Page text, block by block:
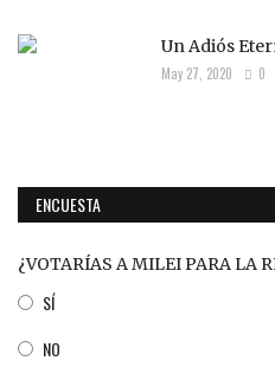
Un Adiós
May 27, 2020 0
ENCUESTA
¿VOTARÍAS A MILEI PARA LA
SÍ
NO